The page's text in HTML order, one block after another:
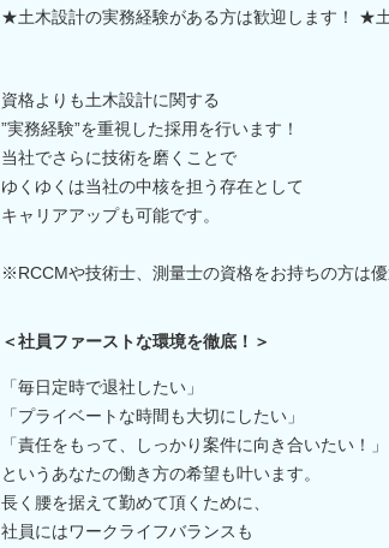
★土木設計の実務経験がある方は歓迎します！ ★
資格よりも土木設計に関する
”実務経験”を重視した採用を行います！
当社でさらに技術を磨くことで
ゆくゆくは当社の中核を担う存在として
キャリアアップも可能です。
※RCCMや技術士、測量士の資格をお持ちの方は
＜社員ファーストな環境を徹底！＞
「毎日定時で退社したい」
「プライベートな時間も大切にしたい」
「責任をもって、しっかり案件に向き合いたい！」
というあなたの働き方の希望も叶います。
長く腰を据えて勤めて頂くために、
社員にはワークライフバランスも